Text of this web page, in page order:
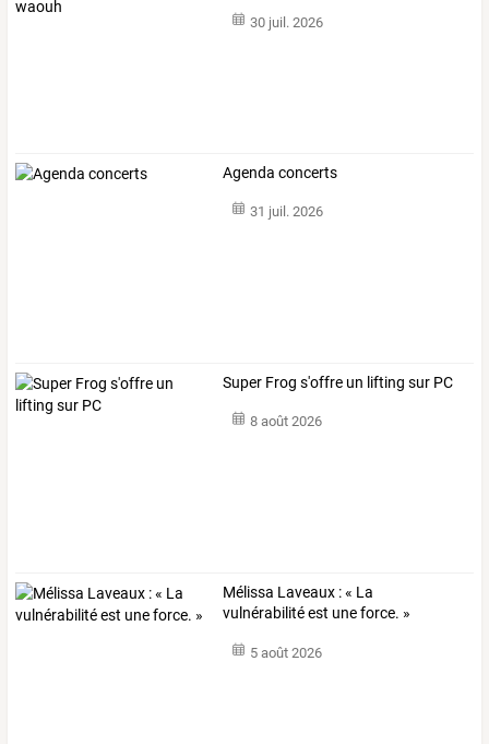
30 juil. 2026
Agenda concerts
31 juil. 2026
Super Frog s'offre un lifting sur PC
8 août 2026
Mélissa Laveaux : « La
vulnérabilité est une force. »
5 août 2026